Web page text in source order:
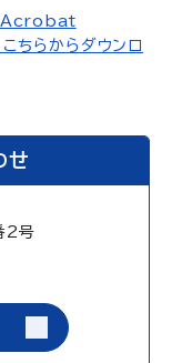
Acrobat
ちらからダウンロ
せ
2号